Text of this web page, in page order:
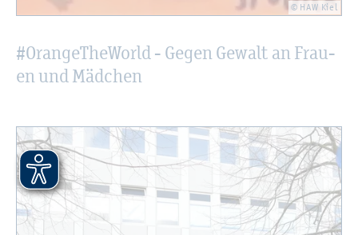
© HAW Kiel
#Oran­ge­The­Wor­ld - Gegen Ge­walt an Frau­
en und Mäd­chen